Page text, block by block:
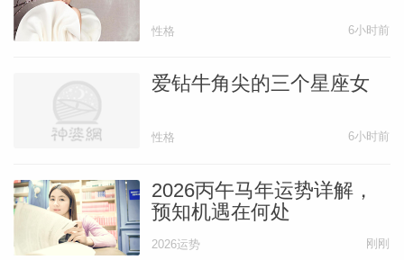
性格 6小时前
爱钻牛角尖的三个星座女
性格 6小时前
2026丙午马年运势详解，
预知机遇在何处
2026运势 刚刚